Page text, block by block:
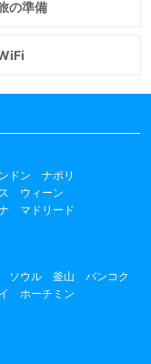
の準備
ドン
ナポリ
ウィーン
マドリード
ソウル 釜山
バンコク
ホーチミン